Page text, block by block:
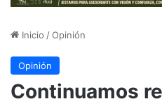
Inicio /Opinión
Opinión
Continuamos